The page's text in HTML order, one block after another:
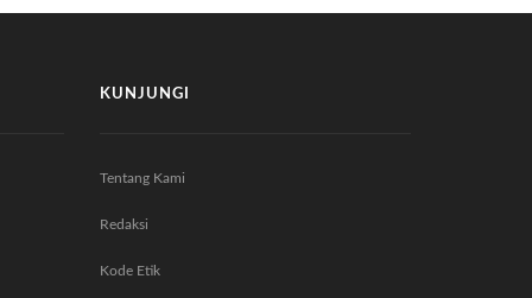
KUNJUNGI
Tentang Kami
Redaksi
Kode Etik